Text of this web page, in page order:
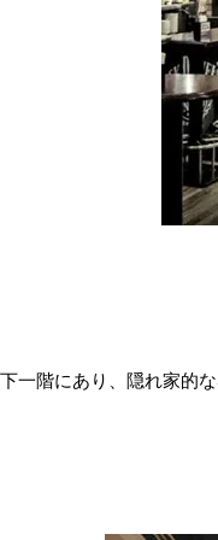
一階にあり、隠れ家的な